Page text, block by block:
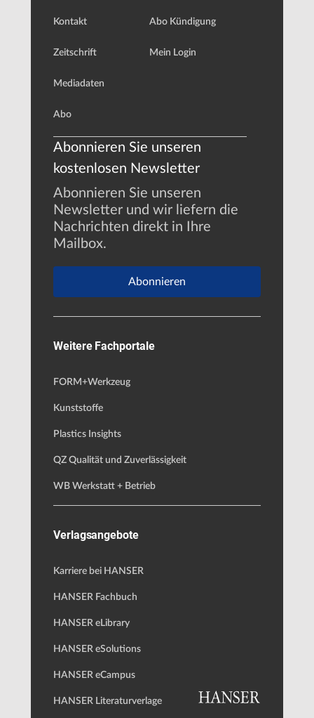
Kontakt
Zeitschrift
Mediadaten
Abo
Abo Kündigung
Mein Login
Abonnieren Sie unseren
kostenlosen Newsletter
Abonnieren Sie unseren
Newsletter und wir liefern die
Nachrichten direkt in Ihre
Mailbox.
Abonnieren
Weitere Fachportale
FORM+Werkzeug
Kunststoffe
Plastics Insights
QZ Qualität und Zuverlässigkeit
WB Werkstatt + Betrieb
Verlagsangebote
Karriere bei HANSER
HANSER Fachbuch
HANSER eLibrary
HANSER eSolutions
HANSER eCampus
HANSER Literaturverlage